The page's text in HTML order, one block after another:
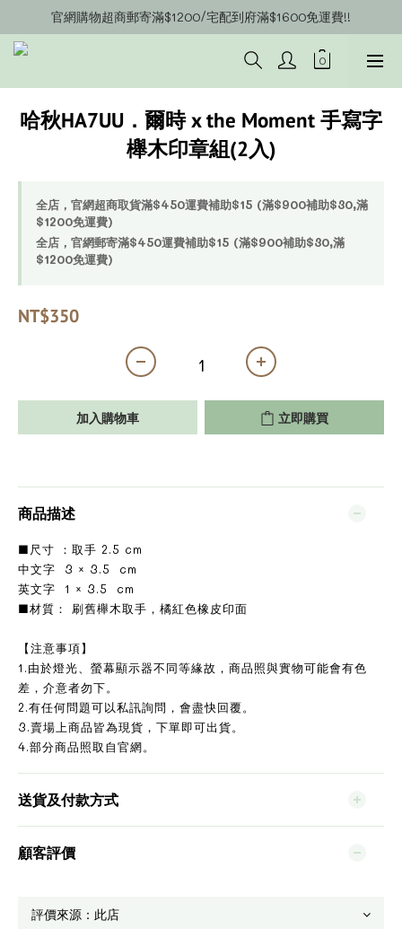
官網會員募集中~立即註冊即可獲得購物金$20!!!
官網購物超商郵寄滿$1200/宅配到府滿$1600免運費!!
官網會員募集中~立即註冊即可獲得購物金$20!!!
哈秋HA7UU．爾時 x the Moment 手寫字
櫸木印章組(2入)
全店，官網超商取貨滿$450運費補助$15 (滿$900補助$30,滿
$1200免運費)
全店，官網郵寄滿$450運費補助$15 (滿$900補助$30,滿
$1200免運費)
NT$350
加入購物車 立即購買
商品描述
■尺寸 ：取手 2.5 cm
中文字 3 × 3.5 cm
英文字 1 × 3.5 cm
■材質： 刷舊櫸木取手，橘紅色橡皮印面
【注意事項】
1.由於燈光、螢幕顯示器不同等緣故，商品照與實物可能會有色
差，介意者勿下。
2.有任何問題可以私訊詢問，會盡快回覆。
3.賣場上商品皆為現貨，下單即可出貨。
4.部分商品照取自官網。
送貨及付款方式
顧客評價